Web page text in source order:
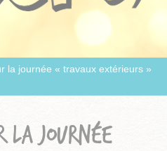
la journée « travaux extérieurs »
LA JOURNÉE